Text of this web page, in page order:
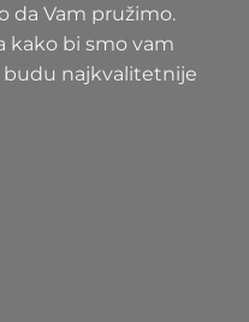
da Vam pružimo.
kako bi smo vam
budu najkvalitetnije